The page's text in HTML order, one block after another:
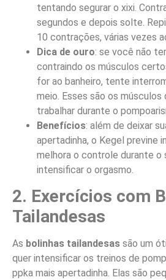
tentando segurar o xixi.
segundos e depois solte.
10 contrações, várias vezes
Dica de ouro: se você não
contraindo os músculos
for ao banheiro, tente
meio. Esses são os músculos
trabalhar durante o
Benefícios: além de deixar
apertadinha, o Kegel previne
melhora o controle durante o
intensificar o orgasmo.
2. Exercícios com
Tailandesas
As bolinhas tailandesas são um
quer intensificar os treinos de
ppka mais apertadinha. Elas são